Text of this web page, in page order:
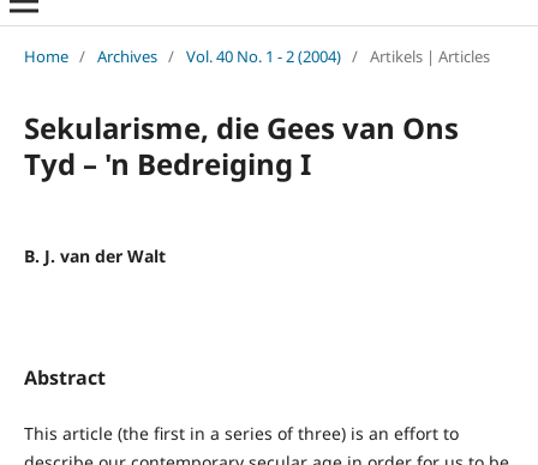
Home / Archives / Vol. 40 No. 1 - 2 (2004) / Artikels | Articles
Sekularisme, die Gees van Ons
Tyd – 'n Bedreiging I
B. J. van der Walt
Abstract
This article (the first in a series of three) is an effort to